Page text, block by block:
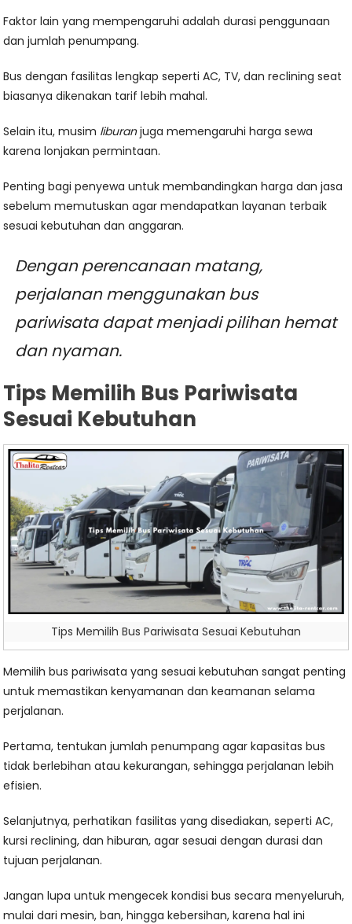
Faktor lain yang mempengaruhi adalah durasi penggunaan
dan jumlah penumpang.
Bus dengan fasilitas lengkap seperti AC, TV, dan reclining seat
biasanya dikenakan tarif lebih mahal.
Selain itu, musim liburanjuga memengaruhi harga sewa
karena lonjakan permintaan.
Penting bagi penyewa untuk membandingkan harga dan jasa
sebelum memutuskan agar mendapatkan layanan terbaik
sesuai kebutuhan dan anggaran.
Dengan perencanaan matang,
perjalanan menggunakan bus
pariwisata dapat menjadi pilihan hemat
dan nyaman.
Tips Memilih Bus Pariwisata
Sesuai Kebutuhan
Tips Memilih Bus Pariwisata Sesuai Kebutuhan
Memilih bus pariwisata yang sesuai kebutuhan sangat penting
untuk memastikan kenyamanan dan keamanan selama
perjalanan.
Pertama, tentukan jumlah penumpang agar kapasitas bus
tidak berlebihan atau kekurangan, sehingga perjalanan lebih
efisien.
Selanjutnya, perhatikan fasilitas yang disediakan, seperti AC,
kursi reclining, dan hiburan, agar sesuai dengan durasi dan
tujuan perjalanan.
Jangan lupa untuk mengecek kondisi bus secara menyeluruh,
mulai dari mesin, ban, hingga kebersihan, karena hal ini